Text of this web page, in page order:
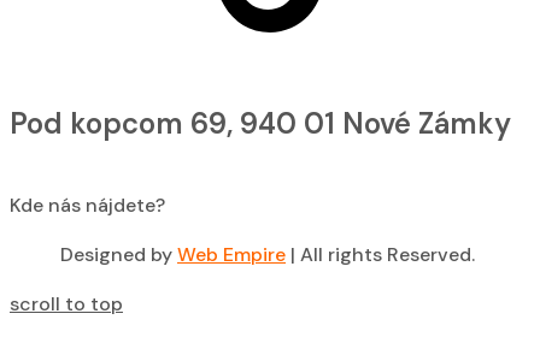
Pod kopcom 69, 940 01 Nové Zámky
Kde nás nájdete?
Designed byWeb Empire | All rights Reserved.
scroll to top